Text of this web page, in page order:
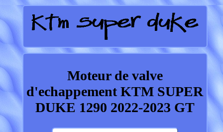
Moteur de valve
d'echappement KTM SUPER
DUKE 1290 2022-2023 GT